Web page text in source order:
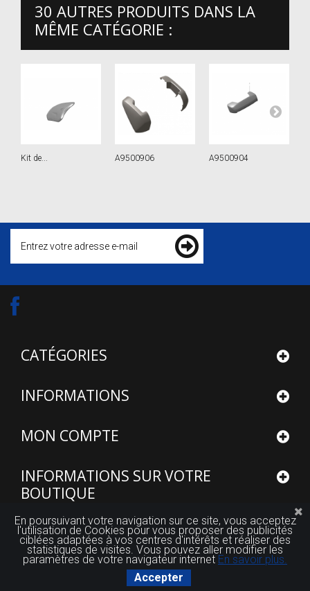
30 AUTRES PRODUITS DANS LA
MÊME CATÉGORIE :
Kit de... A9500906 A9500904
CATÉGORIES
INFORMATIONS
© 2015 - 2026 Site réalisé par FUTUROSOFT™
MON COMPTE
INFORMATIONS SUR VOTRE
BOUTIQUE
En poursuivant votre navigation sur ce site, vous acceptez
l'utilisation de Cookies pour vous proposer des publicités
ciblées adaptées à vos centres d'intérêts et réaliser des
statistiques de visites. Vous pouvez aller modifier les
paramètres de votre navigateur internet En savoir plus.
Accepter